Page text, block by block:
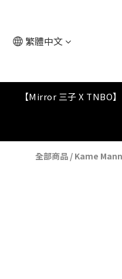
繁體中文
【Mirror 三子 X TNBO
全部商品 / Kame